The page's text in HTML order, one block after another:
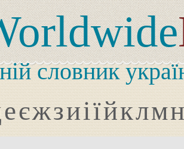
словник
еєжзиіїйклмн